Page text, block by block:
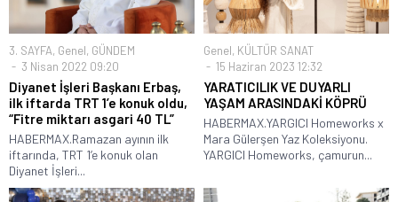
3. SAYFA, Genel, GÜNDEM
3 Nisan 2022 09:20
Diyanet İşleri Başkanı Erbaş,
ilk iftarda TRT 1’e konuk oldu,
“Fitre miktarı asgari 40 TL”
HABERMAX.Ramazan ayının ilk
iftarında, TRT 1’e konuk olan
Diyanet İşleri...
Genel, KÜLTÜR SANAT
15 Haziran 2023 12:32
YARATICILIK VE DUYARLI
YAŞAM ARASINDAKİ KÖPRÜ
HABERMAX.YARGICI Homeworks x
Mara Gülerşen Yaz Koleksiyonu.
YARGICI Homeworks, çamurun...